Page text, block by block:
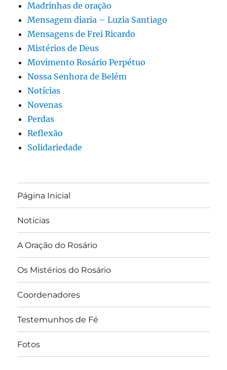
Madrinhas de oração
Mensagem diaria – Luzia Santiago
Mensagens de Frei Ricardo
Mistérios de Deus
Movimento Rosário Perpétuo
Nossa Senhora de Belém
Notícias
Novenas
Perdas
Reflexão
Solidariedade
Página Inicial
Notícias
A Oração do Rosário
Os Mistérios do Rosário
Coordenadores
Testemunhos de Fé
Fotos